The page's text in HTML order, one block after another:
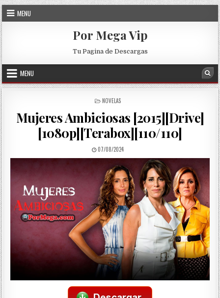
Skip to content
MENU
Por Mega Vip
Tu Pagina de Descargas
MENU
POSTED IN
NOVELAS
Mujeres Ambiciosas [2015][Drive]
[1080p][Terabox][110/110]
PUBLISHED DATE:
07/08/2024